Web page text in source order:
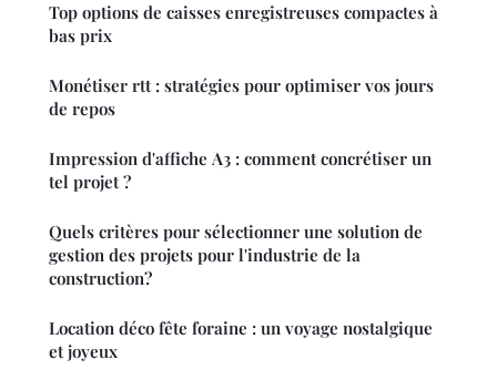
Top options de caisses enregistreuses compactes à
bas prix
Monétiser rtt : stratégies pour optimiser vos jours
de repos
Impression d'affiche A3 : comment concrétiser un
tel projet ?
Quels critères pour sélectionner une solution de
gestion des projets pour l'industrie de la
construction?
Location déco fête foraine : un voyage nostalgique
et joyeux